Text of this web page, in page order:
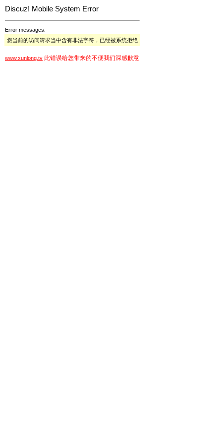
Discuz! Mobile System Error
Error messages:
您当前的访问请求当中含有非法字符，已经被系统拒绝
www.xunlong.tv 此错误给您带来的不便我们深感歉意